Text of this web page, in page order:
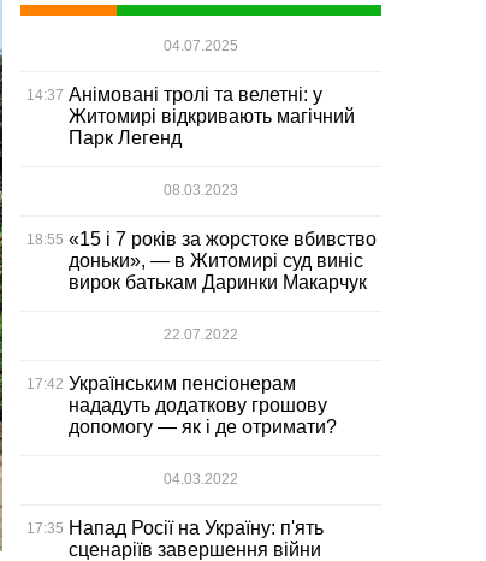
04.07.2025
14:37 Анімовані тролі та велетні: у
Житомирі відкривають магічний
Парк Легенд
08.03.2023
18:55 «15 і 7 років за жорстоке вбивство
доньки», — в Житомирі суд виніс
вирок батькам Даринки Макарчук
22.07.2022
17:42 Українським пенсіонерам
нададуть додаткову грошову
допомогу — як і де отримати?
04.03.2022
17:35 Напад Росії на Україну: п'ять
сценаріїв завершення війни